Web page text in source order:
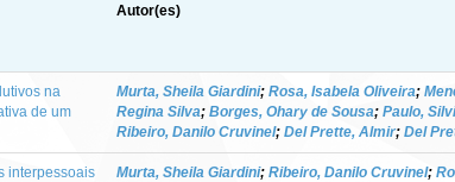
Autor(es)
na
de um
Murta, Sheila Giardini; Rosa, Isabela Oliveira;
Regina Silva; Borges, Ohary de Sousa; Paulo,
Ribeiro, Danilo Cruvinel; Del Prette, Almir; Del
interpessoais
Murta, Sheila Giardini; Ribeiro, Danilo Cruvinel;